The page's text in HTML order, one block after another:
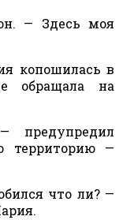
— Здесь моя
копошилась в
обращала на
предупредил
территорию —
что ли? —